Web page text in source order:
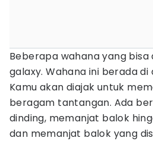
Beberapa wahana yang
galaxy. Wahana ini berada
Kamu akan diajak untuk
beragam tantangan. Ada
dinding, memanjat balok
dan memanjat balok yang